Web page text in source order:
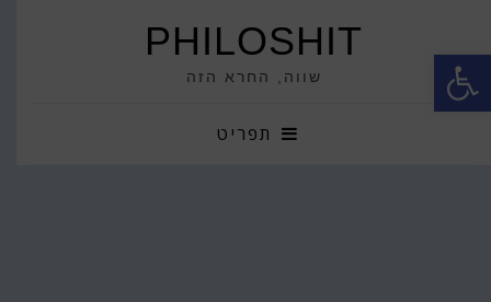
פתח סרגל נגישות PHILOSHIT
שווה, החרא הזה
תפריט